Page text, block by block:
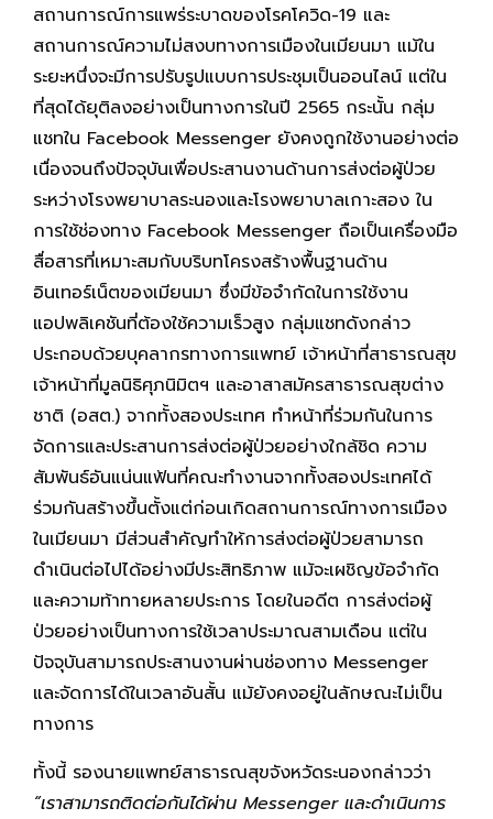
สถานการณ์การแพร่ระบาดของโรคโควิด-19 และ
สถานการณ์ความไม่สงบทางการเมืองในเมียนมา แม้ใน
ระยะหนึ่งจะมีการปรับรูปแบบการประชุมเป็นออนไลน์ แต่ใน
ที่สุดได้ยุติลงอย่างเป็นทางการในปี 2565 กระนั้น กลุ่ม
แชทใน Facebook Messenger ยังคงถูกใช้งานอย่างต่อ
เนื่องจนถึงปัจจุบันเพื่อประสานงานด้านการส่งต่อผู้ป่วย
ระหว่างโรงพยาบาลระนองและโรงพยาบาลเกาะสอง ใน
การใช้ช่องทาง Facebook Messenger ถือเป็นเครื่องมือ
สื่อสารที่เหมาะสมกับบริบทโครงสร้างพื้นฐานด้าน
อินเทอร์เน็ตของเมียนมา ซึ่งมีข้อจำกัดในการใช้งาน
แอปพลิเคชันที่ต้องใช้ความเร็วสูง กลุ่มแชทดังกล่าว
ประกอบด้วยบุคลากรทางการแพทย์ เจ้าหน้าที่สาธารณสุข
เจ้าหน้าที่มูลนิธิศุภนิมิตฯ และอาสาสมัครสาธารณสุขต่าง
ชาติ (อสต.) จากทั้งสองประเทศ ทำหน้าที่ร่วมกันในการ
จัดการและประสานการส่งต่อผู้ป่วยอย่างใกล้ชิด ความ
สัมพันธ์อันแน่นแฟ้นที่คณะทำงานจากทั้งสองประเทศได้
ร่วมกันสร้างขึ้นตั้งแต่ก่อนเกิดสถานการณ์ทางการเมือง
ในเมียนมา มีส่วนสำคัญทำให้การส่งต่อผู้ป่วยสามารถ
ดำเนินต่อไปได้อย่างมีประสิทธิภาพ แม้จะเผชิญข้อจำกัด
และความท้าทายหลายประการ โดยในอดีต การส่งต่อผู้
ป่วยอย่างเป็นทางการใช้เวลาประมาณสามเดือน แต่ใน
ปัจจุบันสามารถประสานงานผ่านช่องทาง Messenger
และจัดการได้ในเวลาอันสั้น แม้ยังคงอยู่ในลักษณะไม่เป็น
ทางการ
ทั้งนี้ รองนายแพทย์สาธารณสุขจังหวัดระนองกล่าวว่า
“เราสามารถติดต่อกันได้ผ่าน Messenger และดำเนินการ